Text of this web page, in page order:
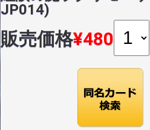
JP014)
販売価格¥480